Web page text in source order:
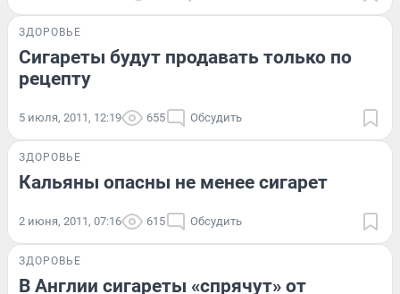
ЗДОРОВЬЕ
Сигареты будут продавать только по
рецепту
5 июля, 2011, 12:19 655 Обсудить
ЗДОРОВЬЕ
Кальяны опасны не менее сигарет
2 июня, 2011, 07:16 615 Обсудить
ЗДОРОВЬЕ
В Англии сигареты «спрячут» от